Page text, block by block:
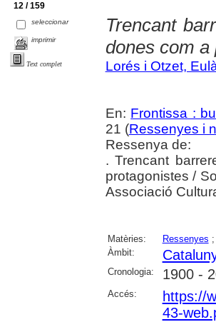
12 / 159
seleccionar
imprimir
Text complet
Trencant
dones com a
Lorés i Otzet,
En: Frontissa :
21 (Ressenyes i
Ressenya de:
. Trencant
protagonistes /
Associació
Matèries: Ressenyes ;
Àmbit:
Cronologia: 1900 -
Accés:
https://
43-